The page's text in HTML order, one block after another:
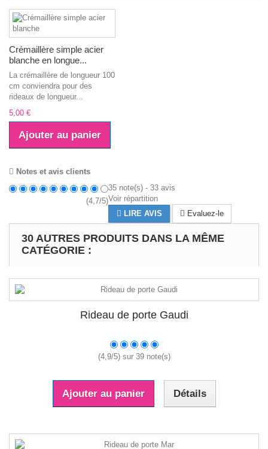
Crémaillère simple acier
blanche en longue...
La crémaillère de longueur 100
cm conviendra pour des
rideaux de longueur...
5,00 €
Ajouter au panier
Notes et avis clients
(4,7/5)
35 note(s) - 33 avis
Voir répartition
LIRE AVIS
Evaluez-le
30 AUTRES PRODUITS DANS LA MÊME
CATÉGORIE :
Rideau de porte Gaudi
(4,9/5) sur 39note(s)
Ajouter au panier Détails